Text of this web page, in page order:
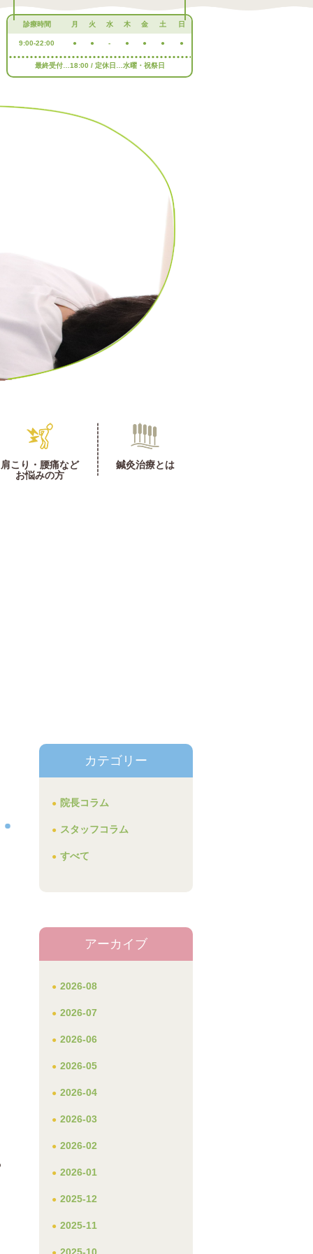
診療時間 月 火 水 木 金 土 日
9:00-22:00 ● ● - ● ● ● ●
最終受付…18:00 / 定休日…水曜・祝祭日
肩こり・腰痛など
お悩みの方
鍼灸治療とは
カテゴリー
院長コラム
スタッフコラム
すべて
アーカイブ
2026-08
2026-07
2026-06
2026-05
2026-04
2026-03
2026-02
2026-01
2025-12
2025-11